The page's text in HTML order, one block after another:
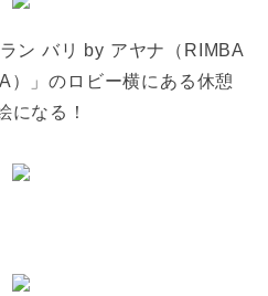
ン バリ by アヤナ（RIMBA
」のロビー横にある休憩
になる！